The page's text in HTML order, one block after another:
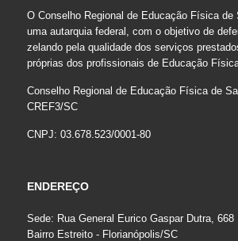
O Conselho Regional de Educação Física de
uma autarquia federal, com o objetivo de
zelando pela qualidade dos serviços
próprias dos profissionais de Educação
Conselho Regional de Educação Física de
CREF3/SC
CNPJ: 03.678.523/0001-80
ENDEREÇO
Sede: Rua General Eurico Gaspar Dutra, 668
Bairro Estreito - Florianópolis/SC